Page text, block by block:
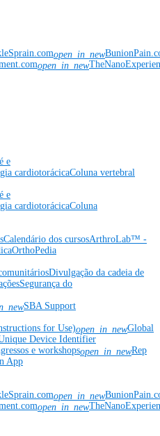
open_in_new
open_in_new
e
cardiotorácicaColuna vertebral
e
cardiotorácicaColuna
Calendário dos cursosArthroLab™ -
OrthoPedia
Divulgação da cadeia de
Segurança do
SBA Support
for Use)open_in_newGlobal
Device Identifier
e workshopsopen_in_newRep
App
open_in_new
open_in_new